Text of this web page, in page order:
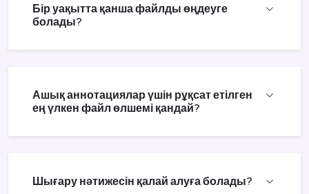
Бір уақытта қанша файлды өңдеуге
болады?
Ашық аннотациялар үшін рұқсат етілген
ең үлкен файл өлшемі қандай?
Шығару нәтижесін қалай алуға болады?